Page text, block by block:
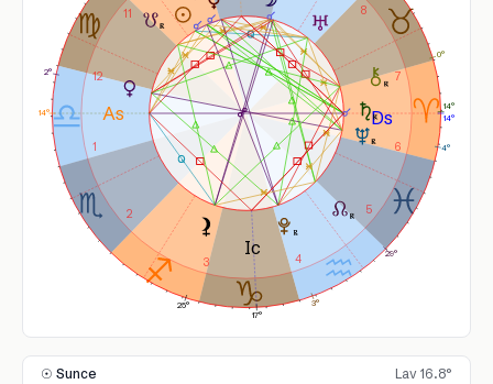
1
2
3 4
5
6
7
8
11
12
2°
14°
4°
3°
29°
0°
14°
14°
17°
25°
☉ Sunce Lav 16.8°